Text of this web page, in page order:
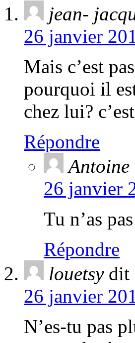
jean-
26 janvier
Mais c’est
pourquoi il
chez lui?
Répondre
Antoine
26 janvier
Tu n’as
Répondre
louetsy dit
26 janvier
N’es-tu pas